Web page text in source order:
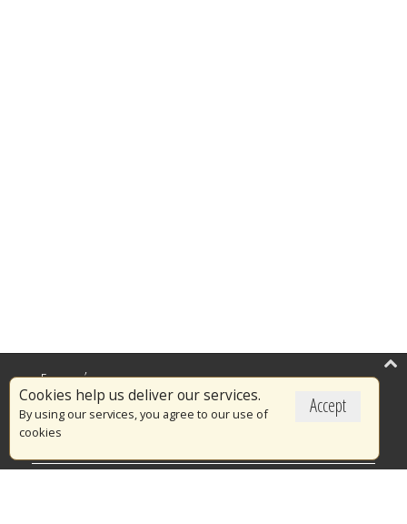
Accept
Cookies help us deliver our services.
By using our services, you agree to our use of
cookies
Επικαιρότητα
Το Πυροσβεστικό Σώμα